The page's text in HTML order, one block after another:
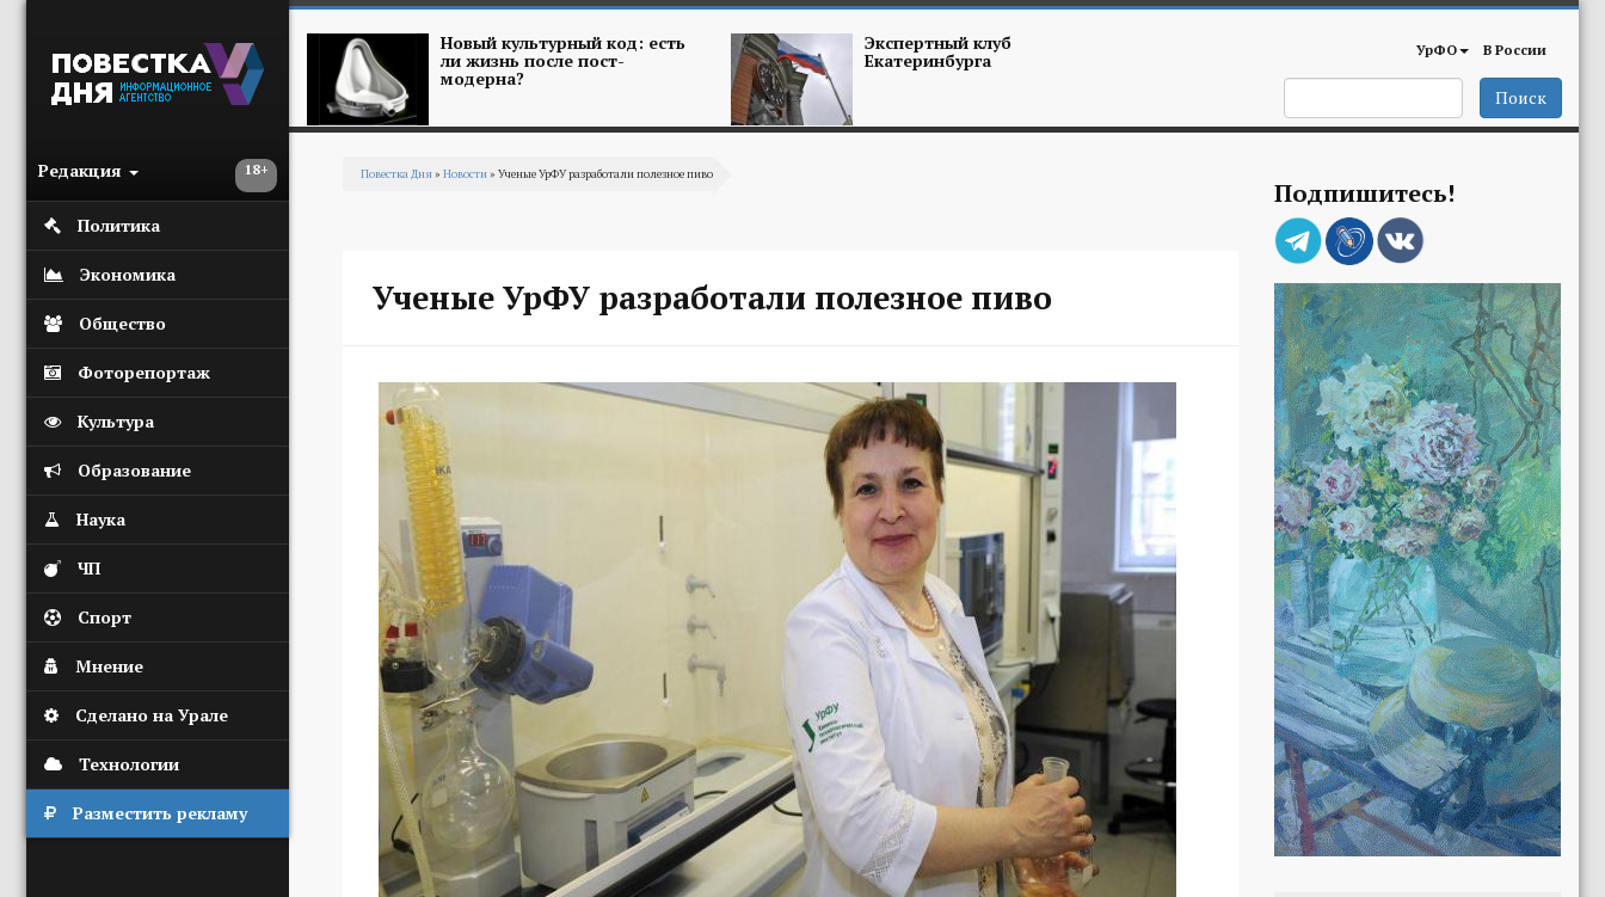
18+
Редакция
Политика
Экономика
Общество
Фоторепортаж
Культура
Образование
Наука
ЧП
Спорт
Мнение
Сделано на Урале
Технологии
Разместить рекламу
Новый культурный код: есть
ли жизнь после пост-
модерна?
Экспертный клуб
Екатеринбурга УрФО В России
Поиск
Повестка Дня» Новости» Ученые УрФУ разработали полезное пиво
Ученые УрФУ разработали полезное пиво
Подпишитесь!